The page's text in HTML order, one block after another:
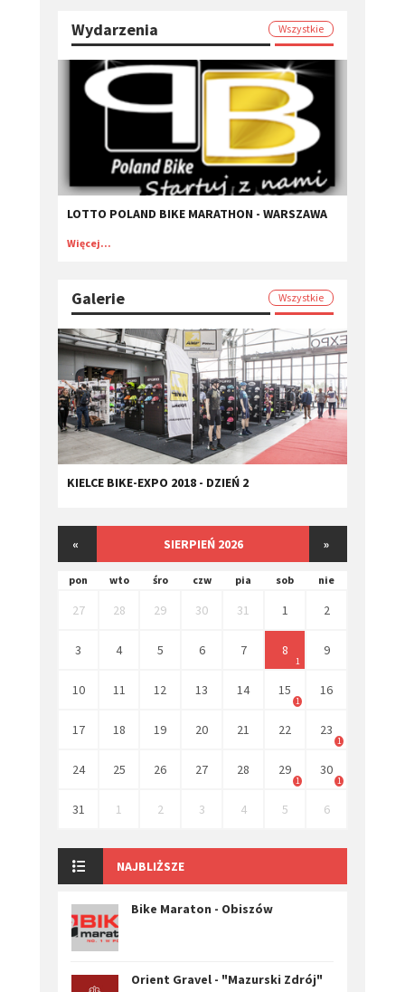
Wydarzenia Wszystkie
LOTTO POLAND BIKE MARATHON - WARSZAWA
Więcej...
Galerie Wszystkie
KIELCE BIKE-EXPO 2018 - DZIEŃ 2
« SIERPIEŃ 2026 »
pon wto śro czw pia sob nie
27 28 29 30 31 1 2
3 4 5 6 7 8
1
9
10 11 12 13 14 15
1
16
17 18 19 20 21 22 23
1
24 25 26 27 28 29
1
30
1
31 1 2 3 4 5 6
NAJBLIŻSZE
Bike Maraton - Obiszów
Orient Gravel - "Mazurski Zdrój"